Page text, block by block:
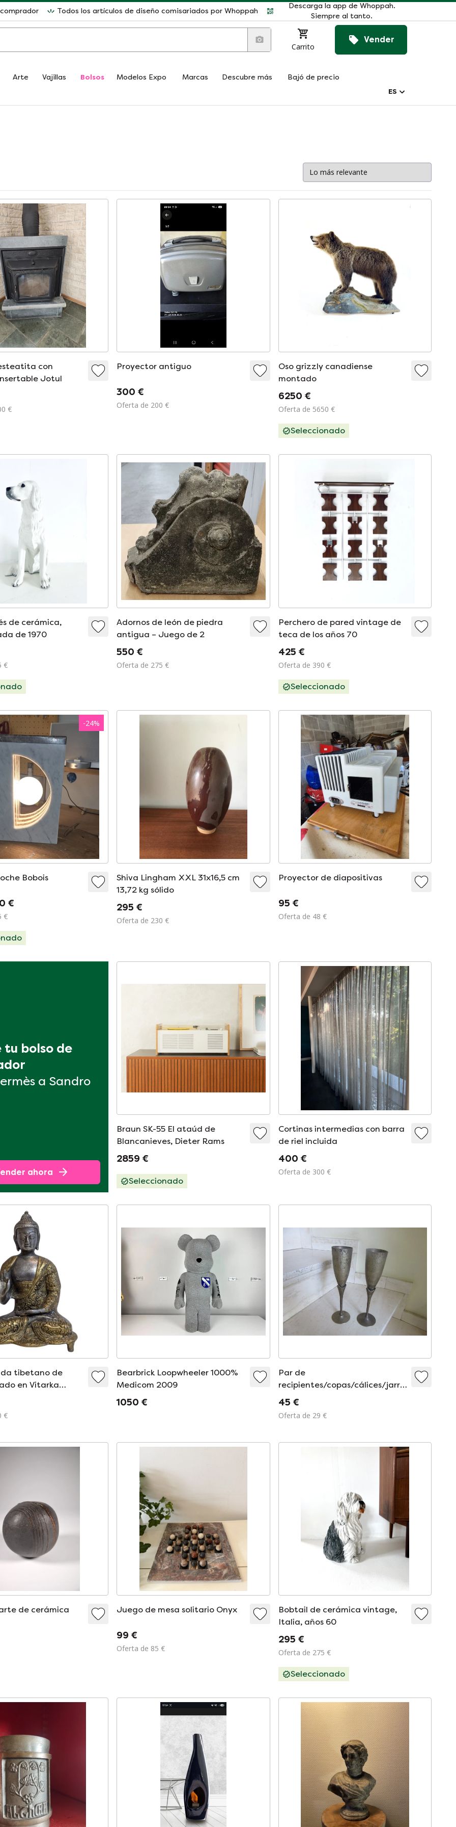
Todos los artículos de diseño comisariados por Whoppah
Descarga la app de Whoppah.
Siempre al tanto.
Carrito
Vender
Arte Vajillas Bolsos Modelos Expo Marcas Descubre más
Bajó de precio
ES
con
Jotul
€
Proyector antiguo
300 €
Oferta de 200 €
Oso grizzly canadiense
montado
6250 €
Oferta de 5650 €
Seleccionado
de cerámica,
de 1970
€
Adornos de león de piedra
antigua – Juego de 2
550 €
Oferta de 275 €
Perchero de pared vintage de
teca de los años 70
425 €
Oferta de 390 €
Seleccionado
-24%
Bobois
€
€
Shiva Lingham XXL 31x16,5 cm
13,72 kg sólido
295 €
Oferta de 230 €
Proyector de diapositivas
95 €
Oferta de 48 €
tu bolso de
a Sandro
ahora
Braun SK-55 El ataúd de
Blancanieves, Dieter Rams
2859 €
Seleccionado
Cortinas intermedias con barra
de riel incluida
400 €
Oferta de 300 €
tibetano de
en Vitarka
€
Bearbrick Loopwheeler 1000%
Medicom 2009
1050 €
Par de
recipientes/copas/cálices/jarrones
de metal, estilo moderno de
45 €
Oferta de 29 €
de cerámica Juego de mesa solitario Onyx
99 €
Oferta de 85 €
Bobtail de cerámica vintage,
Italia, años 60
295 €
Oferta de 275 €
Seleccionado